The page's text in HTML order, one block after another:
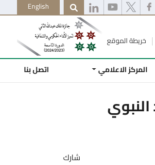
English
خريطة الموقع
المركز الاعلامي اتصل بنا
شارك